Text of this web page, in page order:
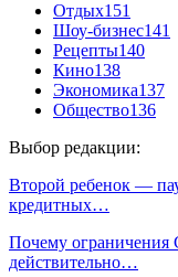
Отдых151
Шоу-бизнес141
Рецепты140
Кино138
Экономика137
Общество136
Выбор редакции:
Второй ребенок —
кредитных…
Почему ограничения
действительно…